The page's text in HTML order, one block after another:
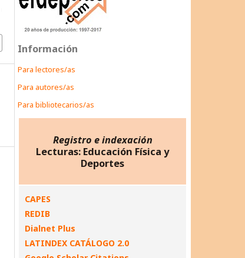
Información
Para lectores/as
Para autores/as
Para bibliotecarios/as
Registro e indexación
Lecturas: Educación Física y
Deportes
CAPES
REDIB
Dialnet Plus
LATINDEX CATÁLOGO 2.0